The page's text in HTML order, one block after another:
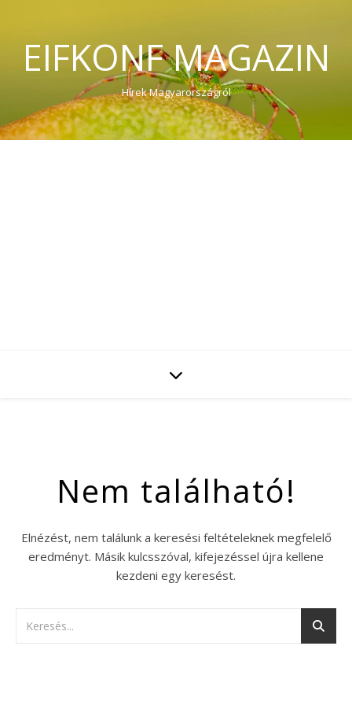
EIFKONF MAGAZIN
Hírek Magyarországról
Nem található!
Elnézést, nem találunk a keresési feltételeknek megfelelő
eredményt. Másik kulcsszóval, kifejezéssel újra kellene
kezdeni egy keresést.